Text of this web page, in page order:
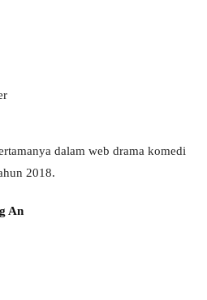
dalam web drama komedi
2018.
An